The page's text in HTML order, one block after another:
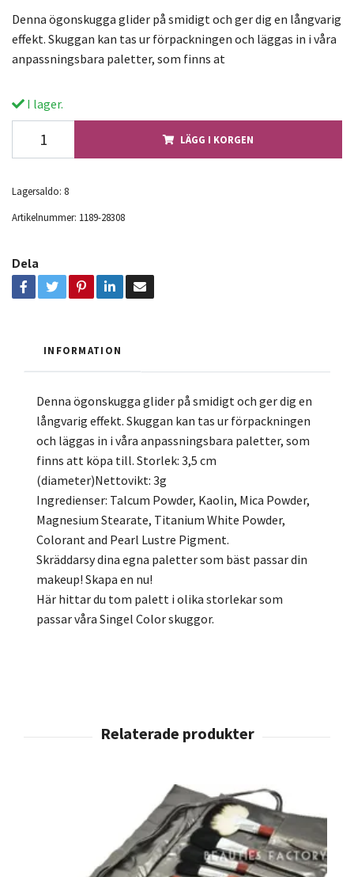
Denna ögonskugga glider på smidigt och ger dig en långvarig
effekt. Skuggan kan tas ur förpackningen och läggas in i våra
anpassningsbara paletter, som finns at
I lager.
LÄGG I KORGEN
Lagersaldo: 8
Artikelnummer: 1189-28308
Dela
INFORMATION
Denna ögonskugga glider på smidigt och ger dig en
långvarig effekt. Skuggan kan tas ur förpackningen
och läggas in i våra anpassningsbara paletter, som
finns att köpa till. Storlek: 3,5 cm
(diameter)Nettovikt: 3g
Ingredienser: Talcum Powder, Kaolin, Mica Powder,
Magnesium Stearate, Titanium White Powder,
Colorant and Pearl Lustre Pigment.
Skräddarsy dina egna paletter som bäst passar din
makeup! Skapa en nu!
Här hittar du tom palett i olika storlekar som
passar våra Singel Color skuggor.